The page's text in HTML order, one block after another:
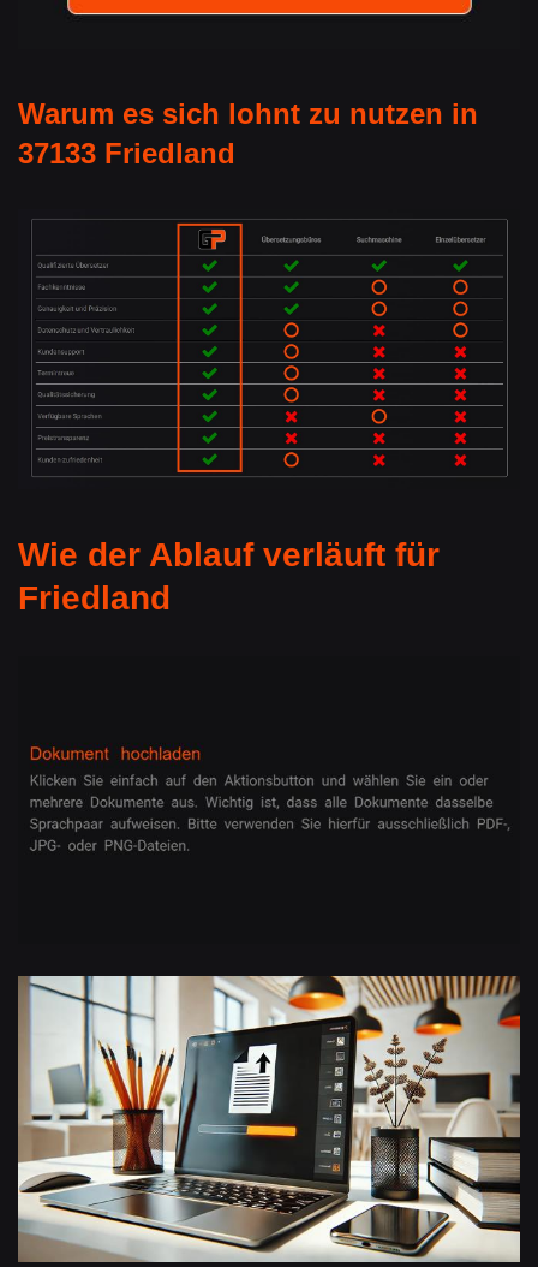
Warum es sich lohnt zu nutzen in
37133 Friedland
Wie der Ablauf verläuft für
Friedland